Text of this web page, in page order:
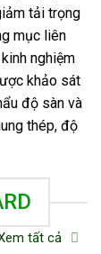
tải trọng
mục liên
nghiệm
khảo sát
độ sàn và
thép, độ
tất cả